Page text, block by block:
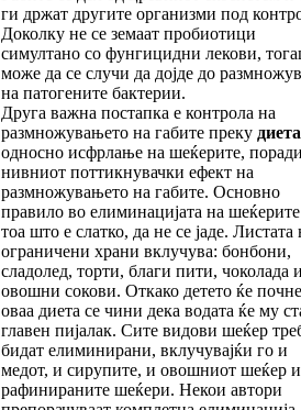
ги држат другите организми под
Доколку не се земаат пробиотици
симултано со фунгицидни лекови,
може да се случи да дојде до
на патогените бактерии.
Друга важна постапка е контрола на
размножувањето на габите преку диета
односно исфрлање на шеќерите,
нивниот поттикнувачки ефект на
размножувањето на габите. Основно
правило во елиминацијата на
тоа што е слатко, да не се јаде. Листата
ограничени храни вклучува: бонбони,
сладолед, торти, благи пити, чоколада
овошни сокови. Откако детето ќе
оваа диета се чини дека водата ќе му
главен пијалак. Сите видови шеќер
бидат елиминирани, вклучувајќи го и
медот, и сирупите, и овошниот шеќер и
рафинираните шеќери. Некои автори